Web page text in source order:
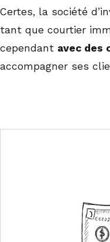
Certes, la société
tant que courtier
cependant avec des
accompagner ses